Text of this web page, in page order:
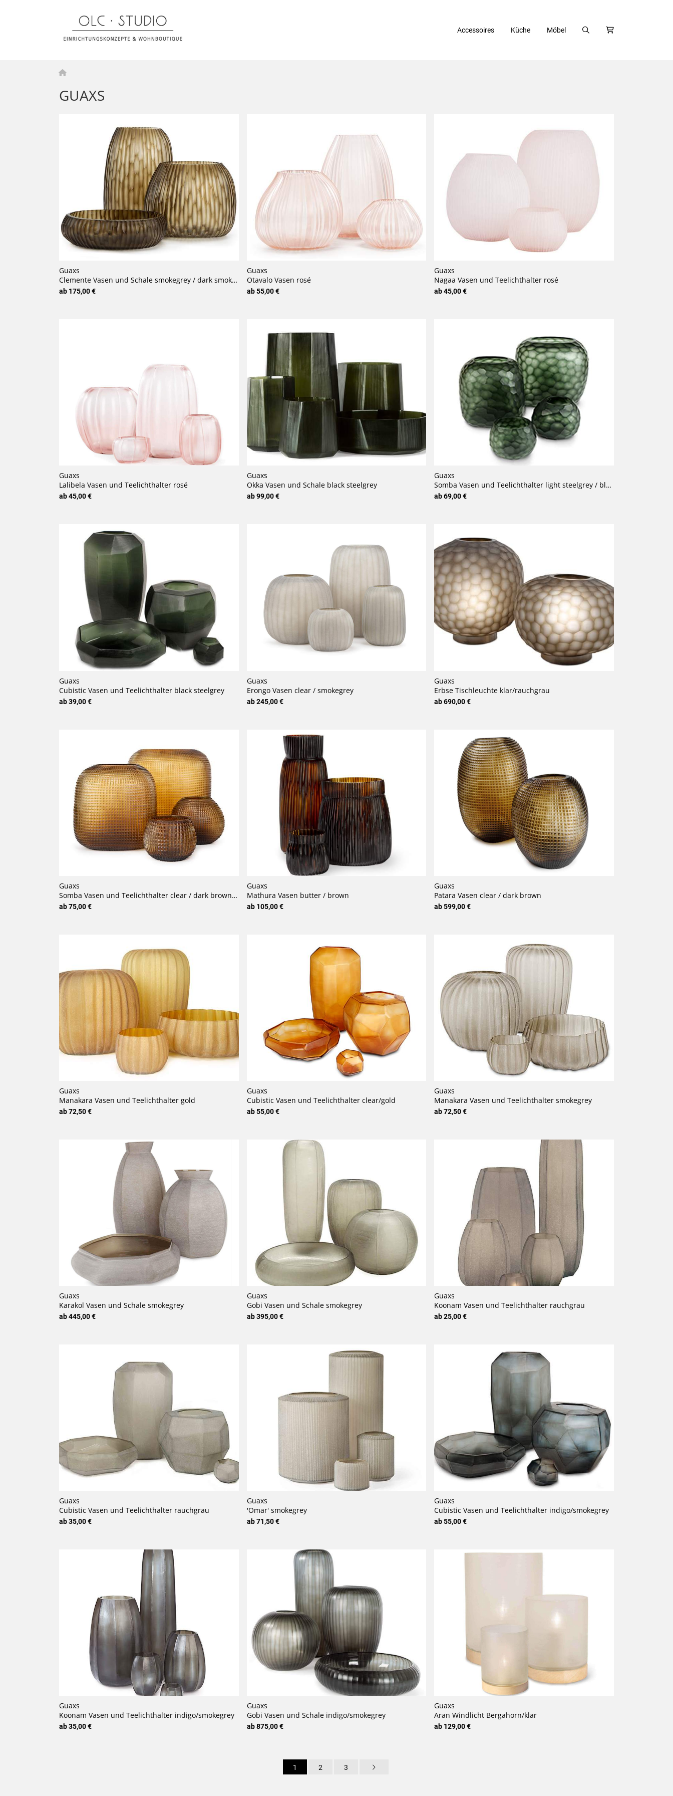
Accessoires Küche Möbel
Home
GUAXS
Guaxs
Clemente Vasen und Schale smokegrey / dark smokegrey
ab 175,00 €
Guaxs
Otavalo Vasen rosé
ab 55,00 €
Guaxs
Nagaa Vasen und Teelichthalter rosé
ab 45,00 €
Guaxs
Lalibela Vasen und Teelichthalter rosé
ab 45,00 €
Guaxs
Okka Vasen und Schale black steelgrey
ab 99,00 €
Guaxs
Somba Vasen und Teelichthalter light steelgrey / black steelgrey
ab 69,00 €
Guaxs
Cubistic Vasen und Teelichthalter black steelgrey
ab 39,00 €
Guaxs
Erongo Vasen clear / smokegrey
ab 245,00 €
Guaxs
Erbse Tischleuchte klar/rauchgrau
ab 690,00 €
Guaxs
Somba Vasen und Teelichthalter clear / dark brown (bernstein)
ab 75,00 €
Guaxs
Mathura Vasen butter / brown
ab 105,00 €
Guaxs
Patara Vasen clear / dark brown
ab 599,00 €
Guaxs
Manakara Vasen und Teelichthalter gold
ab 72,50 €
Guaxs
Cubistic Vasen und Teelichthalter clear/gold
ab 55,00 €
Guaxs
Manakara Vasen und Teelichthalter smokegrey
ab 72,50 €
Guaxs
Karakol Vasen und Schale smokegrey
ab 445,00 €
Guaxs
Gobi Vasen und Schale smokegrey
ab 395,00 €
Guaxs
Koonam Vasen und Teelichthalter rauchgrau
ab 25,00 €
Guaxs
Cubistic Vasen und Teelichthalter rauchgrau
ab 35,00 €
Guaxs
'Omar' smokegrey
ab 71,50 €
Guaxs
Cubistic Vasen und Teelichthalter indigo/smokegrey
ab 55,00 €
Guaxs
Koonam Vasen und Teelichthalter indigo/smokegrey
ab 35,00 €
Guaxs
Gobi Vasen und Schale indigo/smokegrey
ab 875,00 €
Guaxs
Aran Windlicht Bergahorn/klar
ab 129,00 €
1 2 3